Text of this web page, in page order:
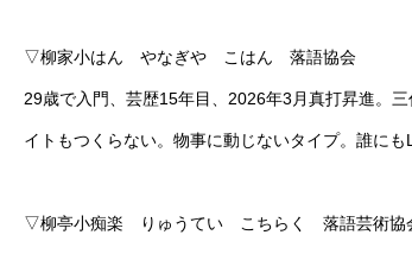
▽柳家小はん やなぎや こはん 落語協会
29歳で入門、芸歴15年目、2026年3月真打昇進。
イトもつくらない。物事に動じないタイプ。誰にも
▽柳亭小痴楽 りゅうてい こちらく 落語芸術協